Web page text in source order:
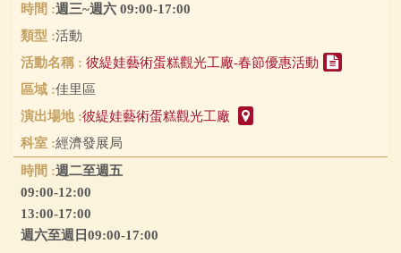
週三~週六 09:00-17:00
活動
彼緹娃藝術蛋糕觀光工廠-春節優惠活動
佳里區
彼緹娃藝術蛋糕觀光工廠
經濟發展局
週二至週五
09:00-12:00
13:00-17:00
週六至週日09:00-17:00